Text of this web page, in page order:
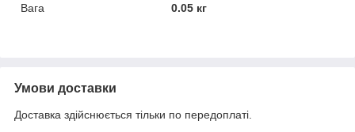
Вага
0.05 кг
Умови доставки
Доставка здійснюється тільки по передоплаті.